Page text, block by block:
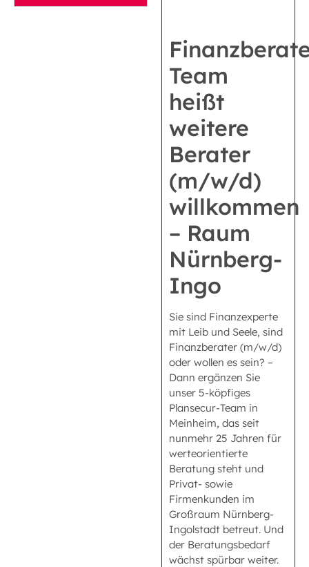
Team
heißt
weitere
Berater
(m/w/d)
willkommen
– Raum
Nürnberg-
Ingo
Sie sind Finanzexperte
mit Leib und Seele, sind
Finanzberater (m/w/d)
oder wollen es sein? –
Dann ergänzen Sie
unser 5-köpfiges
Plansecur-Team in
Meinheim, das seit
nunmehr 25 Jahren für
werteorientierte
Beratung steht und
Privat- sowie
Firmenkunden im
Großraum Nürnberg-
Ingolstadt betreut. Und
der Beratungsbedarf
wächst spürbar weiter.